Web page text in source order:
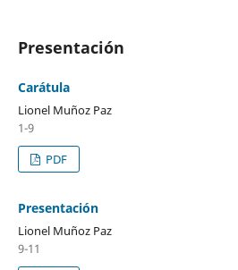
Presentación
Carátula
Lionel Muñoz Paz
1-9
PDF
Presentación
Lionel Muñoz Paz
9-11